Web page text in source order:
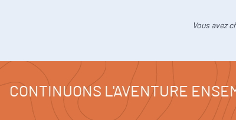
Vous avez
CONTINUONS L'AVENTURE